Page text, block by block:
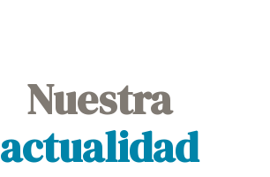
Nuestra
actualidad